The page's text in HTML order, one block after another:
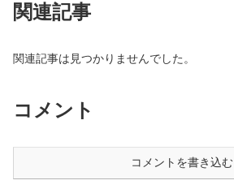
関連記事
関連記事は見つかりませんでした。
コメント
コメントを書き込む